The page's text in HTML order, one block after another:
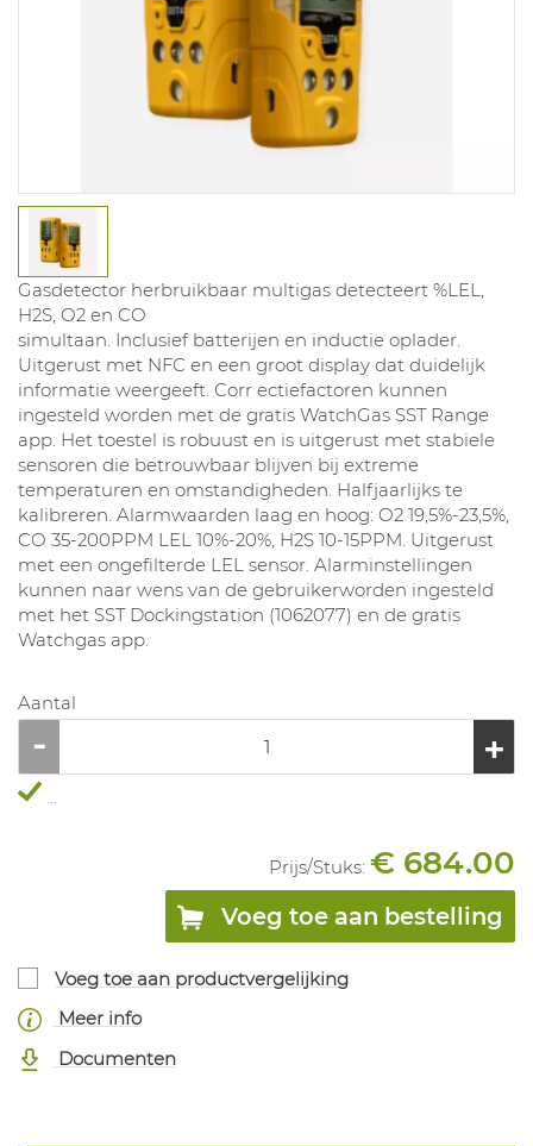
Gasdetector herbruikbaar multigas detecteert %LEL,
H2S, O2 en CO
simultaan. Inclusief batterijen en inductie oplader.
Uitgerust met NFC en een groot display dat duidelijk
informatie weergeeft. Corr ectiefactoren kunnen
ingesteld worden met de gratis WatchGas SST Range
app. Het toestel is robuust en is uitgerust met stabiele
sensoren die betrouwbaar blijven bij extreme
temperaturen en omstandigheden. Halfjaarlijks te
kalibreren. Alarmwaarden laag en hoog: O2 19,5%-23,5%,
CO 35-200PPM LEL 10%-20%, H2S 10-15PPM. Uitgerust
met een ongefilterde LEL sensor. Alarminstellingen
kunnen naar wens van de gebruikerworden ingesteld
met het SST Dockingstation (1062077) en de gratis
Watchgas app.
Aantal
...
Prijs/Stuks: € 684.00
Voeg toe aan bestelling
Voeg toe aan productvergelijking
Meer info
Documenten